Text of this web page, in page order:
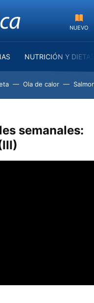
NUEVO
NUTRICIÓN Y
Ola de calor
semanales: